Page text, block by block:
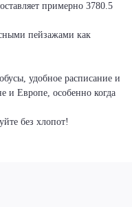
примерно 3780.5
пейзажами как
удобное расписание и
и Европе, особенно когда
без хлопот!